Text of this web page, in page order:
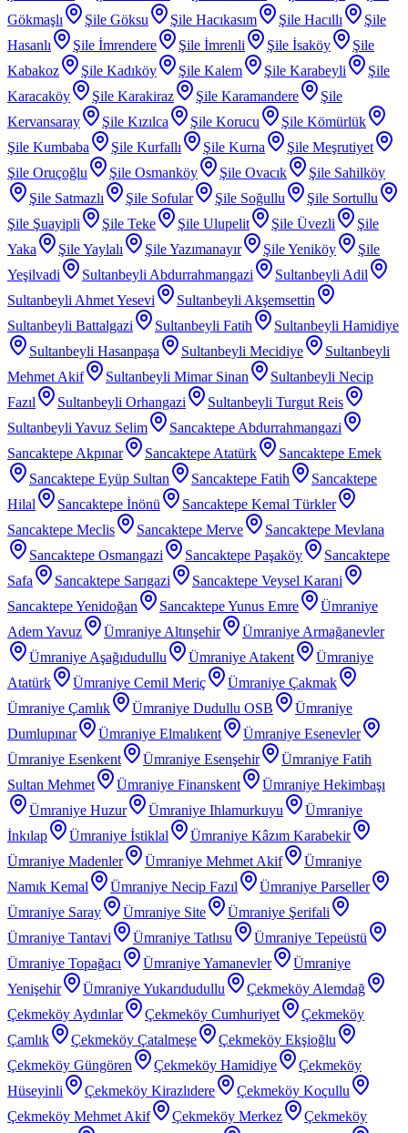
Gökmaşlı
Şile Göksu Şile Hacıkasım Şile Hacıllı
Şile
Hasanlı
Şile İmrendere Şile İmrenli Şile İsaköy
Şile
Kabakoz
Şile Kadıköy Şile Kalem Şile Karabeyli
Şile
Karacaköy
Şile Karakiraz Şile Karamandere
Şile
Kervansaray
Şile Kızılca Şile Korucu
Şile Kömürlük
Şile Kumbaba
Şile Kurfallı Şile Kurna
Şile Meşrutiyet
Şile Oruçoğlu
Şile Osmanköy Şile Ovacık
Şile Sahilköy
Şile Satmazlı
Şile Sofular Şile Soğullu
Şile Sortullu
Şile Şuayipli
Şile Teke Şile Ulupelit Şile Üvezli
Şile
Yaka
Şile Yaylalı Şile Yazımanayır Şile Yeniköy
Şile
Yeşilvadi
Sultanbeyli Abdurrahmangazi
Sultanbeyli Adil
Sultanbeyli Ahmet Yesevi
Sultanbeyli Akşemsettin
Sultanbeyli Battalgazi
Sultanbeyli Fatih
Sultanbeyli Hamidiye
Sultanbeyli Hasanpaşa
Sultanbeyli Mecidiye
Sultanbeyli
Mehmet Akif
Sultanbeyli Mimar Sinan
Sultanbeyli Necip
Fazıl
Sultanbeyli Orhangazi
Sultanbeyli Turgut Reis
Sultanbeyli Yavuz Selim
Sancaktepe Abdurrahmangazi
Sancaktepe Akpınar
Sancaktepe Atatürk
Sancaktepe Emek
Sancaktepe Eyüp Sultan
Sancaktepe Fatih
Sancaktepe
Hilal
Sancaktepe İnönü
Sancaktepe Kemal Türkler
Sancaktepe Meclis
Sancaktepe Merve
Sancaktepe Mevlana
Sancaktepe Osmangazi
Sancaktepe Paşaköy
Sancaktepe
Safa
Sancaktepe Sarıgazi
Sancaktepe Veysel Karani
Sancaktepe Yenidoğan
Sancaktepe Yunus Emre
Ümraniye
Adem Yavuz
Ümraniye Altınşehir
Ümraniye Armağanevler
Ümraniye Aşağıdudullu
Ümraniye Atakent
Ümraniye
Atatürk
Ümraniye Cemil Meriç
Ümraniye Çakmak
Ümraniye Çamlık
Ümraniye Dudullu OSB
Ümraniye
Dumlupınar
Ümraniye Elmalıkent
Ümraniye Esenevler
Ümraniye Esenkent
Ümraniye Esenşehir
Ümraniye Fatih
Sultan Mehmet
Ümraniye Finanskent
Ümraniye Hekimbaşı
Ümraniye Huzur
Ümraniye Ihlamurkuyu
Ümraniye
İnkılap
Ümraniye İstiklal
Ümraniye Kâzım Karabekir
Ümraniye Madenler
Ümraniye Mehmet Akif
Ümraniye
Namık Kemal
Ümraniye Necip Fazıl
Ümraniye Parseller
Ümraniye Saray
Ümraniye Site
Ümraniye Şerifali
Ümraniye Tantavi
Ümraniye Tatlısu
Ümraniye Tepeüstü
Ümraniye Topağacı
Ümraniye Yamanevler
Ümraniye
Yenişehir
Ümraniye Yukarıdudullu
Çekmeköy Alemdağ
Çekmeköy Aydınlar
Çekmeköy Cumhuriyet
Çekmeköy
Çamlık
Çekmeköy Çatalmeşe
Çekmeköy Ekşioğlu
Çekmeköy Güngören
Çekmeköy Hamidiye
Çekmeköy
Hüseyinli
Çekmeköy Kirazlıdere
Çekmeköy Koçullu
Çekmeköy Mehmet Akif
Çekmeköy Merkez
Çekmeköy